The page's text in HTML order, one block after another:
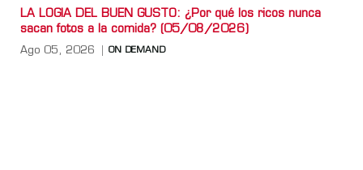
LA LOGIA DEL BUEN GUSTO: ¿Por qué los ricos nunca
sacan fotos a la comida? (05/08/2026)
Ago 05, 2026 ON DEMAND